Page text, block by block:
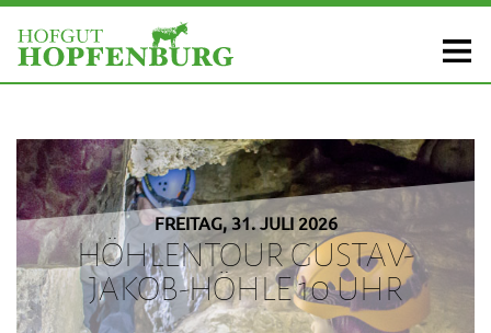
FREITAG, 31. JULI 2026
HÖHLENTOUR GUSTAV-
JAKOB-HÖHLE 10 UHR